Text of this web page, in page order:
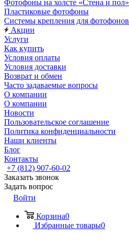
Фотофоны на холсте «Стена и пол»
Пластиковые фотофоны
Системы крепления для фотофонов
Акции
Услуги
Как купить
Условия оплаты
Условия доставки
Возврат и обмен
Часто задаваемые вопросы
О компании
О компании
Новости
Пользовательское соглашение
Политика конфиденциальности
Наши клиенты
Блог
Контакты
+7 (812) 907-60-02
Заказать звонок
Задать вопрос
Войти
Корзина0
Избранные товары0